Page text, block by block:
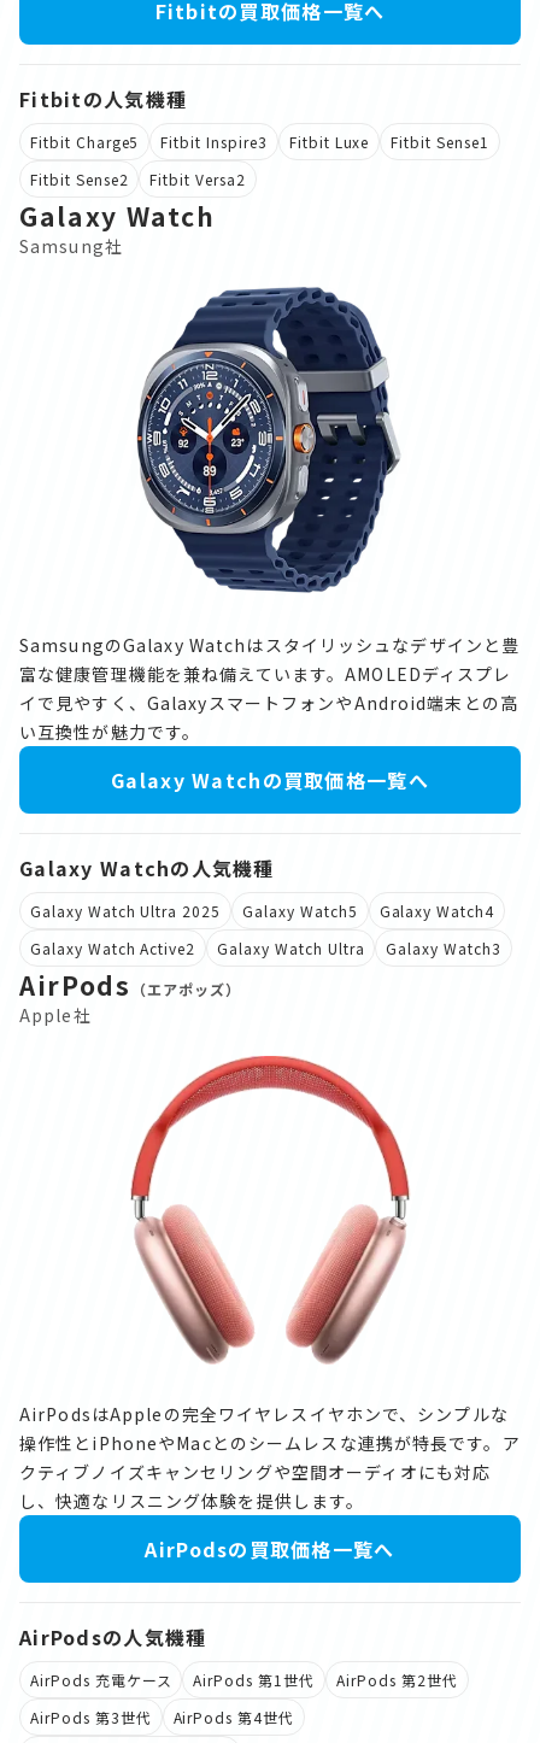
Fitbitの買取価格一覧へ
Fitbitの人気機種
Fitbit Charge5 Fitbit Inspire3 Fitbit Luxe
Fitbit Sense1
Fitbit Sense2
Fitbit Versa2
Galaxy Watch
Samsung社
SamsungのGalaxy Watchはスタイリッシュなデザインと豊
富な健康管理機能を兼ね備えています。AMOLEDディスプレ
イで見やすく、GalaxyスマートフォンやAndroid端末との高
い互換性が魅力です。
Galaxy Watchの買取価格一覧へ
Galaxy Watchの人気機種
Galaxy Watch Ultra 2025 Galaxy Watch5
Galaxy Watch4
Galaxy Watch Active2
Galaxy Watch Ultra Galaxy Watch3
AirPods （エアポッズ）
Apple社
AirPodsはAppleの完全ワイヤレスイヤホンで、シンプルな
操作性とiPhoneやMacとのシームレスな連携が特長です。ア
クティブノイズキャンセリングや空間オーディオにも対応
し、快適なリスニング体験を提供します。
AirPodsの買取価格一覧へ
AirPodsの人気機種
AirPods 充電ケース AirPods 第1世代
AirPods 第2世代
AirPods 第3世代
AirPods 第4世代